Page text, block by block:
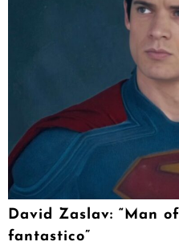
David Zaslav: “Man
fantastico”